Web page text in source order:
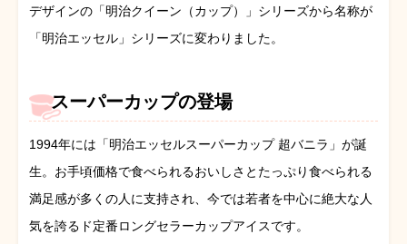
デザインの「明治クイーン（カップ）」シリーズから名称が
「明治エッセル」シリーズに変わりました。
スーパーカップの登場
1994年には「明治エッセルスーパーカップ 超バニラ」が誕
生。お手頃価格で食べられるおいしさとたっぷり食べられる
満足感が多くの人に支持され、今では若者を中心に絶大な人
気を誇るド定番ロングセラーカップアイスです。